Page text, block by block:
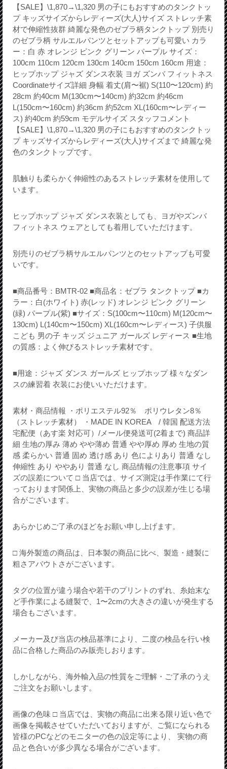
【SALE】\1,870→\1,320 男の子にもおすすめのタンクトッ
プ キッズサイズからレディーズ(大人)サイズ ストレッチ素
材で伸縮性抜群 綺麗な発色のゼブラ柄タンクトップ 別売り
のゼブラ柄 サルエルパンツとセットアップも可愛い カラ
ー：白 赤 オレンジ ピンク グリーン パープル サイズ：
100cm 110cm 120cm 130cm 140cm 150cm 160cm 用途：
ヒップホップ ジャズ ダンス衣装 ヨガ ズンバ フィットネス
Coordinateサイズ詳細 身幅 着丈(肩〜裾) S(110〜120cm) 約
28cm 約40cm M(130cm〜140cm) 約32cm 約46cm
L(150cm〜160cm) 約36cm 約52cm XL(160cm〜レディー
ス) 約40cm 約59cm モデルサイズ スタッフコメント
【SALE】\1,870→\1,320 男の子にもおすすめのタンクトッ
プ キッズサイズからレディーズ(大人)サイズまで 綺麗な発
色のタンクトップです。
肌触りも柔らかく伸縮性のあるストレッチ素材を使用して
います。
ヒップホップ ジャズ ダンス衣装としても、ヨガやズンバ
フィットネス ウェアとしても着用していただけます。
別売りのゼブラ柄サルエルパンツとのセットアップも可愛
いです。
■商品番号：BMTR-02 ■商品名：ゼブラ タンクトップ ■カ
ラー：白(ホワイト) 赤(レッド) オレンジ ピンク グリーン
(緑) パープル(紫) ■サイズ：S(100cm〜110cm) M(120cm〜
130cm) L(140cm〜150cm) XL(160cm〜レディース) 子供服
こども 男の子 キッズ ジュニア ガールズ レディース ■生地
の質感：よく伸びるストレッチ素材です。
■用途：ジャズ ダンス ガールズ ヒップホップ 様々なダン
スの練習着 衣装にお使いいただけます。
素材・商品情報 ・ポリエステル92％ ポリウレタン8％
（ストレッチ素材） ・MADE IN KOREA / 韓国 配送方法
宅配便（あす楽 対応可）/メール便発送可(2着まで) 商品詳
細 生地の厚み 薄め やや薄め 普通 やや厚め 厚め 生地の質
感 柔らかい 普通 固め 透け感 あり 色によりあり 普通 なし
伸縮性 あり ややあり 普通 なし 商品情報の注意事項 サイ
ズの誤差について □ 当店では、サイズ測定は手作業にて行
っております関係上、実物の商品と多少の誤差が生じる場
合がございます。
あらかじめご了承のほどをお願い申し上げます。
□ 海外製造の商品は、日本製の商品に比べ、製造・縫製に
粗さアバウトさがございます。
タグの位置が違う場合や若干のプリントのずれ、糸始末な
ど手作業による縫製で、1〜2cmの大きさの違いが発生する
場合もございます。
メーカー及び当店の検品基準により、二度の検品を行い検
品に合格した商品のみ販売しおります。
しかしながら、海外輸入品の性質をご理解・ご了承のうえ
ご注文をお願いします。
画像の色味 □ 当店では、実物の商品に出来る限り近い色で
画像を掲載させていただいておりますが、ご覧になられる
皆様のPCなどのモニターの色の設定等により、 実物の商
品と色合いが多少異なる場合がございます。